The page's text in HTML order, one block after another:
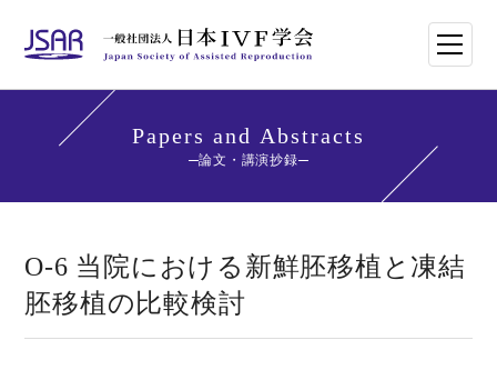
HOME
学会講師紹介
Papers and Abstracts
論文・講演抄録
O-6 当院における新鮮胚移植と凍結
胚移植の比較検討